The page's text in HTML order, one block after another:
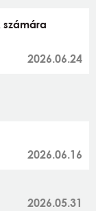
2026.06.24
2026.06.16
2026.05.31